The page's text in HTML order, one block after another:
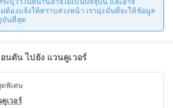
ะบุไว้ในหน้านี้อาจไม่เป็นปัจจุบัน และอาจ
ต้องแจ้งให้ทราบล่วงหน้า เรามุ่งมั่นที่จะให้ข้อมูล
บันที่สุด
นตัน ไปยัง แวนคูเวอร์
พิเศษ
เวอร์